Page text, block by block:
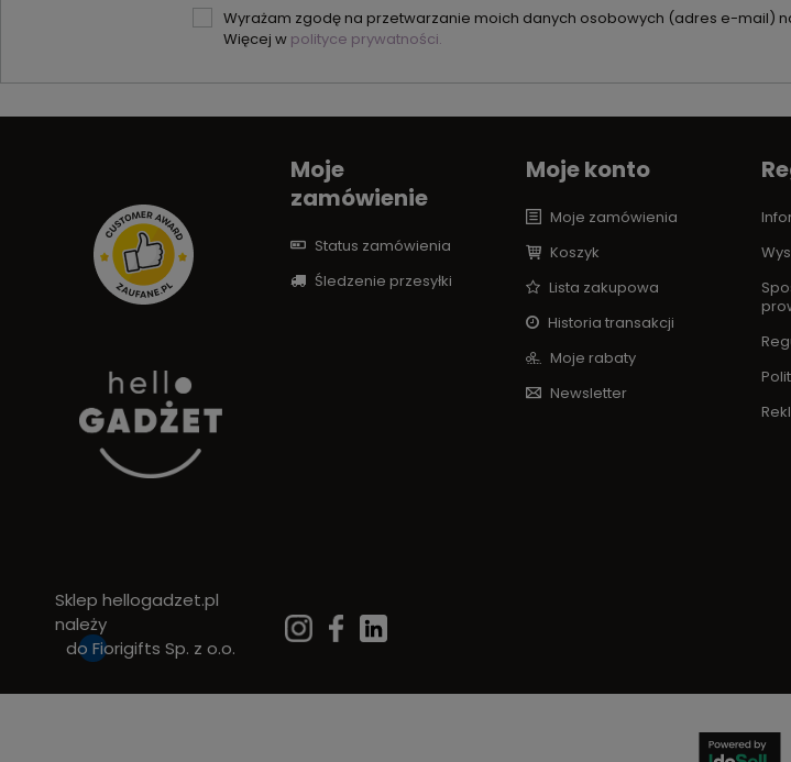
Wyrażam zgodę na przetwarzanie moich danych osobowych (adres e-mail)
Więcej w polityce prywatności.
Sklep hellogadzet.pl
należy
do Fiorigifts Sp. z o.o.
Moje
zamówienie
Status zamówienia
Śledzenie przesyłki
Moje konto
Moje zamówienia
Koszyk
Lista zakupowa
Historia transakcji
Moje rabaty
Newsletter